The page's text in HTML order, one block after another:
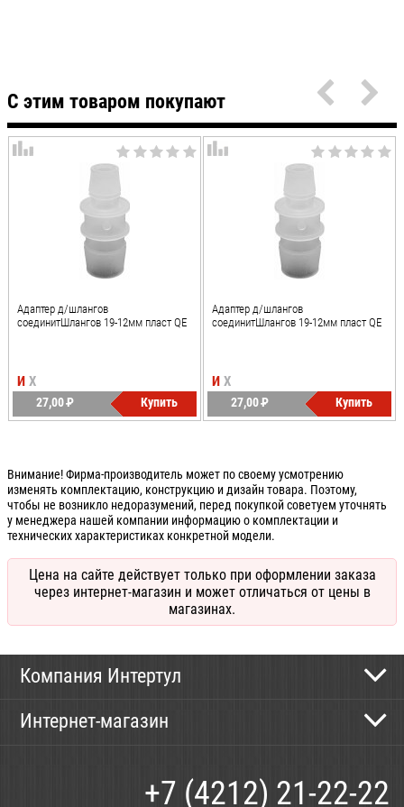
С этим товаром покупают
Адаптер д/шлангов
соединитШлангов 19-12мм пласт QE
И Х
27,00P
УБ.
Купить
Адаптер д/шлангов
соединитШлангов 19-12мм пласт QE
И Х
27,00P
УБ.
Купить
Внимание! Фирма-производитель может по своему усмотрению
изменять комплектацию, конструкцию и дизайн товара. Поэтому,
чтобы не возникло недоразумений, перед покупкой советуем уточнять
у менеджера нашей компании информацию о комплектации и
технических характеристиках конкретной модели.
Цена на сайте действует только при оформлении заказа
через интернет-магазин и может отличаться от цены в
магазинах.
Компания Интертул
Новости
Интернет-магазин
+7 (4212) 21-22-22